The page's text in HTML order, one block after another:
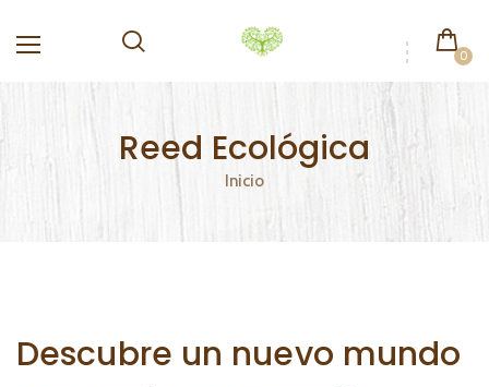
0
Reed Ecológica
Inicio
Descubre un nuevo mundo